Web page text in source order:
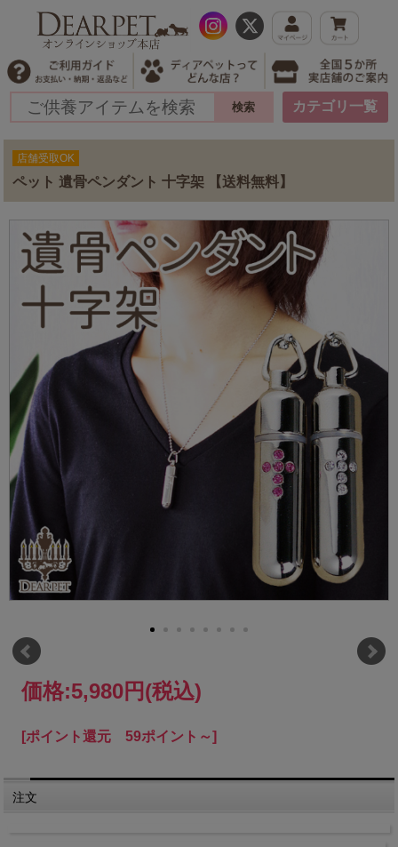
カテゴリ一覧
店舗受取OK
ペット 遺骨ペンダント 十字架 【送料無料】
価格:5,980円(税込)
[ポイント還元 59ポイント～]
注文